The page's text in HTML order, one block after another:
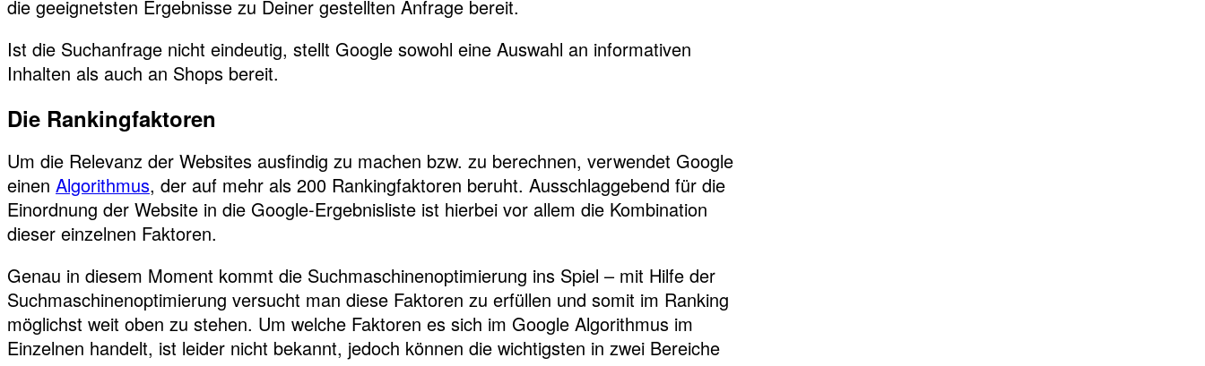
die geeignetsten Ergebnisse zu Deiner gestellten Anfrage bereit.
Ist die Suchanfrage nicht eindeutig, stellt Google sowohl eine Auswahl an informativen
Inhalten als auch an Shops bereit.
Die Rankingfaktoren
Um die Relevanz der Websites ausfindig zu machen bzw. zu berechnen, verwendet Google
einen Algorithmus, der auf mehr als 200 Rankingfaktoren beruht. Ausschlaggebend für die
Einordnung der Website in die Google-Ergebnisliste ist hierbei vor allem die Kombination
dieser einzelnen Faktoren.
Genau in diesem Moment kommt die Suchmaschinenoptimierung ins Spiel – mit Hilfe der
Suchmaschinenoptimierung versucht man diese Faktoren zu erfüllen und somit im Ranking
möglichst weit oben zu stehen. Um welche Faktoren es sich im Google Algorithmus im
Einzelnen handelt, ist leider nicht bekannt, jedoch können die wichtigsten in zwei Bereiche